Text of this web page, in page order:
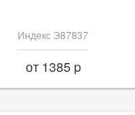
Индекс Э87837
от 1385 p